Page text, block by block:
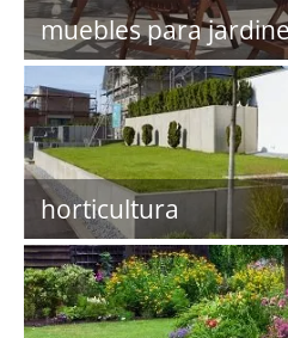
muebles para
horticultura